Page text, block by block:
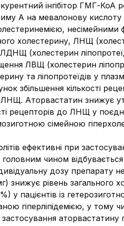
інгібітор ГМГ-
А на мевалонову
несімейними
холестерину, ЛНЩ
(холестерин
ЛВЩ (холестерин
та ліпопротеїдів у
збільшення кількості
ЛНЩ. Аторвастатин
рецепторів до ЛНЩ у
сімейною
ефективні при
чином
дозу препарату
знижує рівень
у пацієнтів із
гіперліпідемією, у тому
застосування